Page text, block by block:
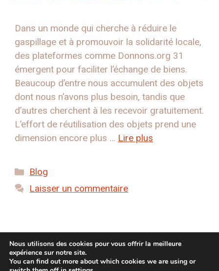
Dans un monde qui cherche à réduire le
gaspillage et à promouvoir la solidarité locale,
des plateformes comme Donnons.org 31
émergent pour faciliter l’échange de biens.
Beaucoup d’entre nous accumulent des objets
dont nous n’avons plus besoin, tandis que
d’autres cherchent à les recevoir gratuitement.
L’effort de réutilisation des objets prend une
dimension encore plus … Lire plus
Catégories
Blog
Laisser un commentaire
←précédent Page
1 … Page
16 Page
17
Nous utilisons des cookies pour vous offrir la meilleure
expérience sur notre site.
You can find out more about which cookies we are using or